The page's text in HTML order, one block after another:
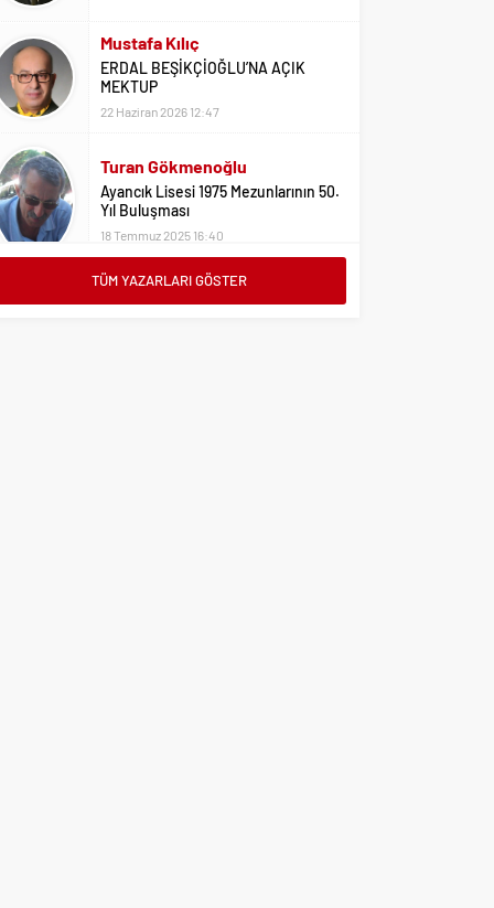
MEKTUP
22 Haziran 2026 12:47
Yıl Buluşması
18 Temmuz 2025 16:40
Bu Sene Fenerbahçe Ülke Puanlarını
TÜM YAZARLARI GÖSTER